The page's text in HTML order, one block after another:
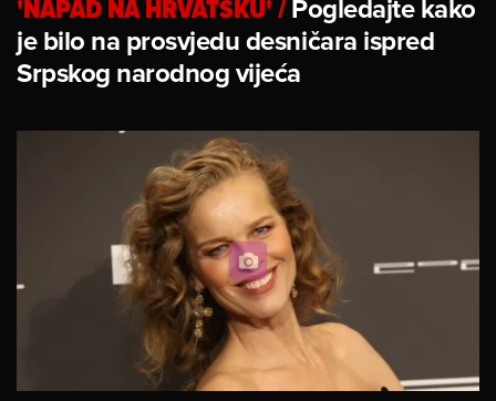
'NAPAD NA HRVATSKU'/Pogledajte kako
je bilo na prosvjedu desničara ispred
Srpskog narodnog vijeća